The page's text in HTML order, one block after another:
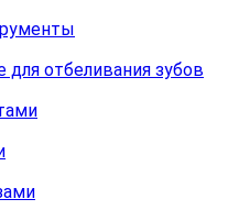
отбеливания зубов